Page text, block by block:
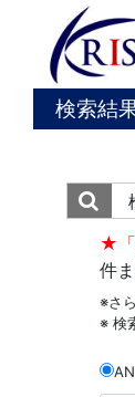
検索結
★「
件
※さ
※ 検